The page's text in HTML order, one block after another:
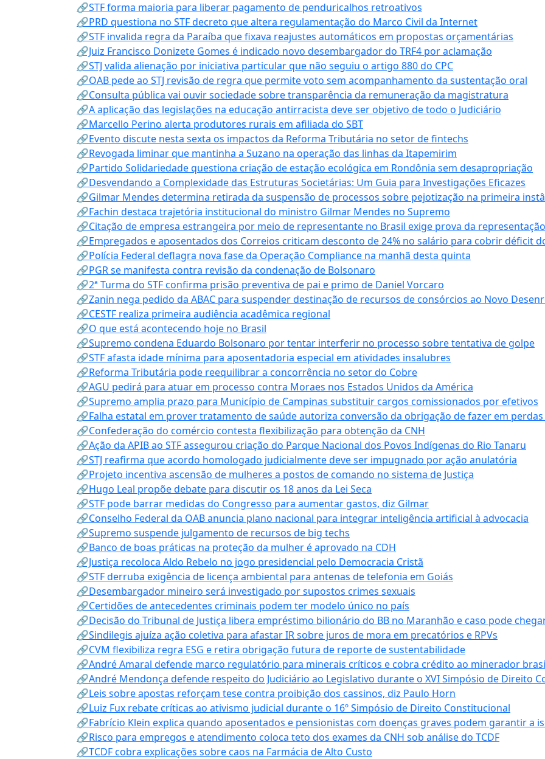
🔗STF forma maioria para liberar pagamento de penduricalhos retroativos
🔗PRD questiona no STF decreto que altera regulamentação do Marco Civil da Internet
🔗STF invalida regra da Paraíba que fixava reajustes automáticos em propostas orçamentárias
🔗Juiz Francisco Donizete Gomes é indicado novo desembargador do TRF4 por aclamação
🔗STJ valida alienação por iniciativa particular que não seguiu o artigo 880 do CPC
🔗OAB pede ao STJ revisão de regra que permite voto sem acompanhamento da sustentação oral
🔗Consulta pública vai ouvir sociedade sobre transparência da remuneração da magistratura
🔗A aplicação das legislações na educação antirracista deve ser objetivo de todo o Judiciário
🔗Marcello Perino alerta produtores rurais em afiliada do SBT
🔗Evento discute nesta sexta os impactos da Reforma Tributária no setor de fintechs
🔗Revogada liminar que mantinha a Suzano na operação das linhas da Itapemirim
🔗Partido Solidariedade questiona criação de estação ecológica em Rondônia sem desapropriação
🔗Desvendando a Complexidade das Estruturas Societárias: Um Guia para Investigações Eficazes
🔗Gilmar Mendes determina retirada da suspensão de processos sobre pejotização na primeira
🔗Fachin destaca trajetória institucional do ministro Gilmar Mendes no Supremo
🔗Citação de empresa estrangeira por meio de representante no Brasil exige prova da representação
🔗Empregados e aposentados dos Correios criticam desconto de 24% no salário para cobrir déficit
🔗Polícia Federal deflagra nova fase da Operação Compliance na manhã desta quinta
🔗PGR se manifesta contra revisão da condenação de Bolsonaro
🔗2ª Turma do STF confirma prisão preventiva de pai e primo de Daniel Vorcaro
🔗Zanin nega pedido da ABAC para suspender destinação de recursos de consórcios ao Novo
🔗CESTF realiza primeira audiência acadêmica regional
🔗O que está acontecendo hoje no Brasil
🔗Supremo condena Eduardo Bolsonaro por tentar interferir no processo sobre tentativa de golpe
🔗STF afasta idade mínima para aposentadoria especial em atividades insalubres
🔗Reforma Tributária pode reequilibrar a concorrência no setor do Cobre
🔗AGU pedirá para atuar em processo contra Moraes nos Estados Unidos da América
🔗Supremo amplia prazo para Município de Campinas substituir cargos comissionados por efetivos
🔗Falha estatal em prover tratamento de saúde autoriza conversão da obrigação de fazer em perdas
🔗Confederação do comércio contesta flexibilização para obtenção da CNH
🔗Ação da APIB ao STF assegurou criação do Parque Nacional dos Povos Indígenas do Rio Tanaru
🔗STJ reafirma que acordo homologado judicialmente deve ser impugnado por ação anulatória
🔗Projeto incentiva ascensão de mulheres a postos de comando no sistema de Justiça
🔗Hugo Leal propõe debate para discutir os 18 anos da Lei Seca
🔗STF pode barrar medidas do Congresso para aumentar gastos, diz Gilmar
🔗Conselho Federal da OAB anuncia plano nacional para integrar inteligência artificial à advocacia
🔗Supremo suspende julgamento de recursos de big techs
🔗Banco de boas práticas na proteção da mulher é aprovado na CDH
🔗Justiça recoloca Aldo Rebelo no jogo presidencial pelo Democracia Cristã
🔗STF derruba exigência de licença ambiental para antenas de telefonia em Goiás
🔗Desembargador mineiro será investigado por supostos crimes sexuais
🔗Certidões de antecedentes criminais podem ter modelo único no país
🔗Decisão do Tribunal de Justiça libera empréstimo bilionário do BB no Maranhão e caso pode chegar
🔗Sindilegis ajuíza ação coletiva para afastar IR sobre juros de mora em precatórios e RPVs
🔗CVM flexibiliza regra ESG e retira obrigação futura de reporte de sustentabilidade
🔗André Amaral defende marco regulatório para minerais críticos e cobra crédito ao minerador
🔗André Mendonça defende respeito do Judiciário ao Legislativo durante o XVI Simpósio de Direito
🔗Leis sobre apostas reforçam tese contra proibição dos cassinos, diz Paulo Horn
🔗Luiz Fux rebate críticas ao ativismo judicial durante o 16º Simpósio de Direito Constitucional
🔗Fabrício Klein explica quando aposentados e pensionistas com doenças graves podem garantir a
🔗Risco para empregos e atendimento coloca teto dos exames da CNH sob análise do TCDF
🔗TCDF cobra explicações sobre caos na Farmácia de Alto Custo